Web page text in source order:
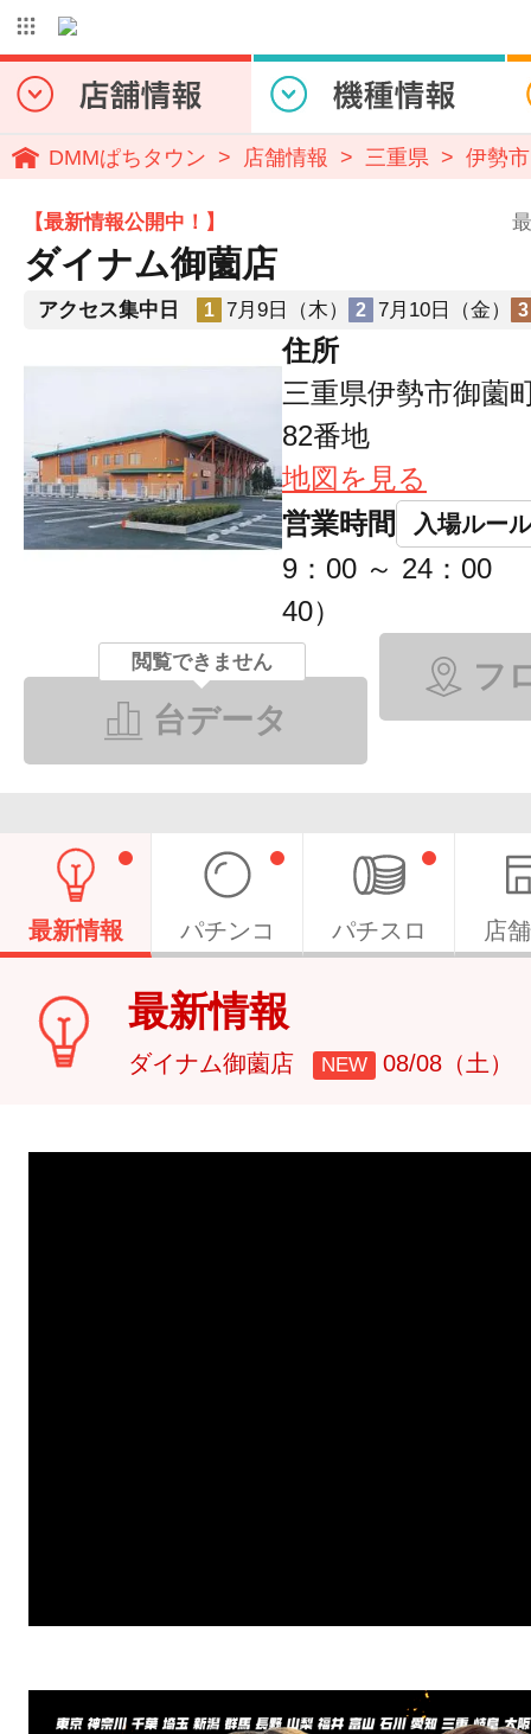
DMMぱちタウン 店舗情報 三重県 伊勢市
【最新情報公開中！】
ダイナム御薗店
アクセス集中日 1 7月9日（木） 2 7月10日（金） 3
住所
三重県伊勢市御薗
82番地
地図を見る
営業時間
入場ルール
9：00 ～ 24：00
40）
閲覧できません
台データ
フ
最新情報 パチンコ パチスロ 店
最新情報
ダイナム御薗店 NEW 08/08（土）